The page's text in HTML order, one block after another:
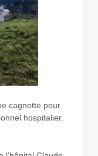
cagnotte pour
hospitalier.